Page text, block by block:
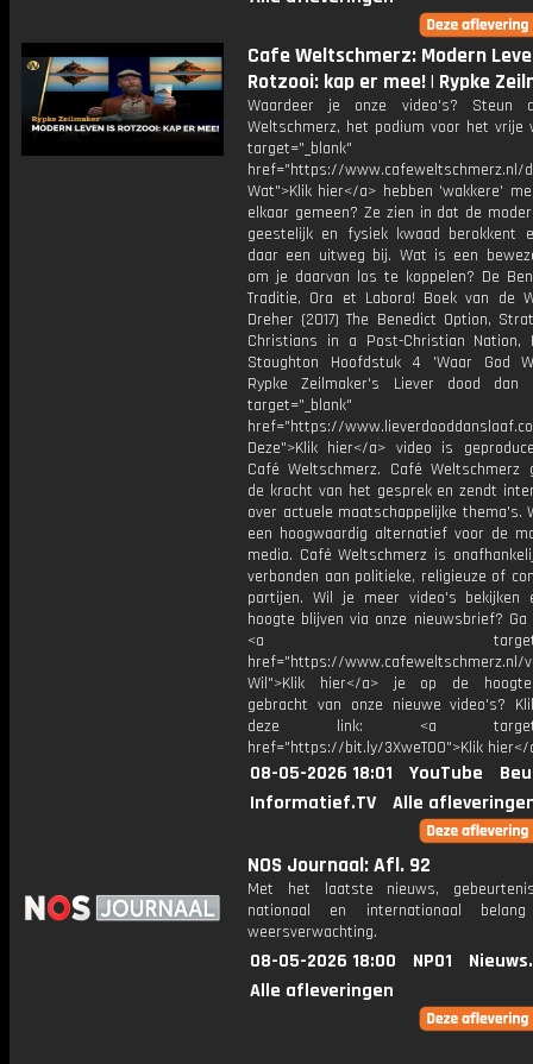
Cafe Weltschmerz: Modern
Rotzooi: kap er mee! | Rypke
Waardeer je onze video's? Steun
Weltschmerz, het podium voor het vrije
target="_blank"
href="https://www.cafeweltschmerz.nl/
Wat">Klik hier</a> hebben 'wakkere'
elkaar gemeen? Ze zien in dat de
geestelijk en fysiek kwaad berokkent
daar een uitweg bij. Wat is een
om je daarvan los te koppelen? De
Traditie, Ora et Labora! Boek van de
Dreher (2017) The Benedict Option,
Christians in a Post-Christian Nation,
Stoughton Hoofdstuk 4 'Waar God
Rypke Zeilmaker's Liever dood dan
target="_blank"
href="https://
Deze">Klik hier</a> video is
Café Weltschmerz. Café Weltschmerz
de kracht van het gesprek en zendt
over actuele maatschappelijke thema's.
een hoogwaardig alternatief voor de
media. Café Weltschmerz is
verbonden aan politieke, religieuze of
partijen. Wil je meer video's bekijken
hoogte blijven via onze nieuwsbrief? Ga
<a
href="https://www.cafeweltschmerz.nl/
Wil">Klik hier</a> je op de
gebracht van onze nieuwe video's?
deze link: <a
href="https://bit.ly/3XweTO0">Klik hier</
08-05-2026 18:01 YouTube
Informatief.TV
Alle
NOS Journaal: Afl. 92
Met het laatste nieuws,
nationaal en internationaal
weersverwachting.
08-05-2026 18:00 NPO1
Alle afleveringen